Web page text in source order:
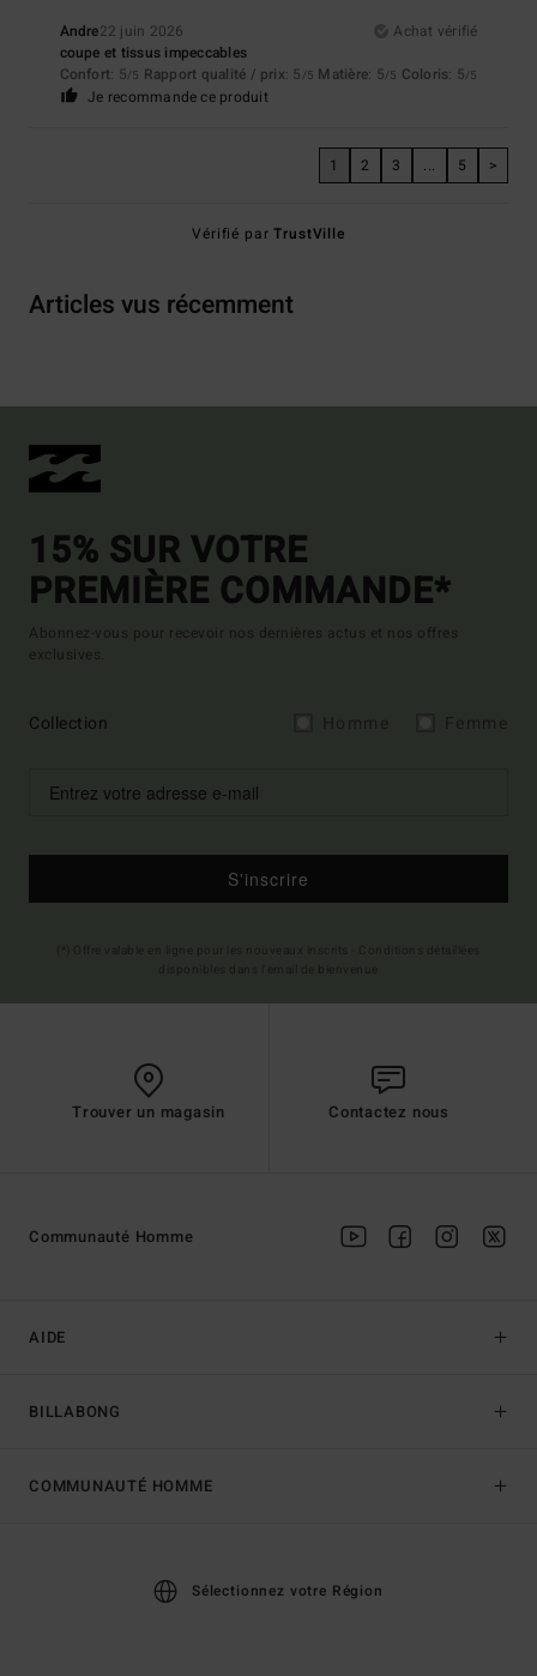
Andre22 juin 2026
Achat vérifié
coupe et tissus impeccables
Confort: 5/5 Rapport qualité / prix: 5 /5 Matière: 5/5 Coloris: 5/5
Je recommande ce produit
1 2 3 ... 5 >
Vérifié parTrustVille
Articles vus récemment
15% SUR VOTRE
PREMIÈRE COMMANDE*
Abonnez-vous pour recevoir nos dernières actus et nos offres
exclusives.
Collection
S'inscrire
Trouver un magasin Contactez nous
AIDE
BILLABONG
Communauté Homme
COMMUNAUTÉ HOMME
Sélectionnez votre Région